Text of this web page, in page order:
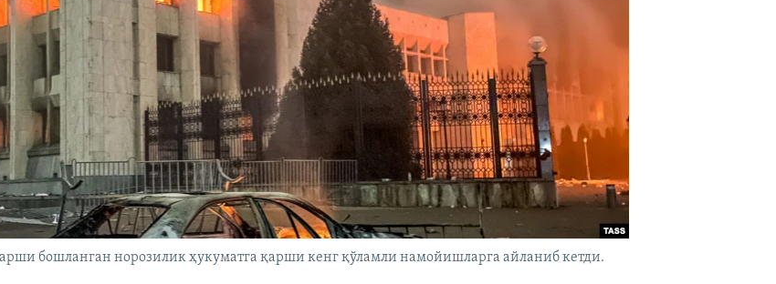
бошланган норозилик ҳукуматга қарши кенг қўламли намойишларга айланиб кетди.